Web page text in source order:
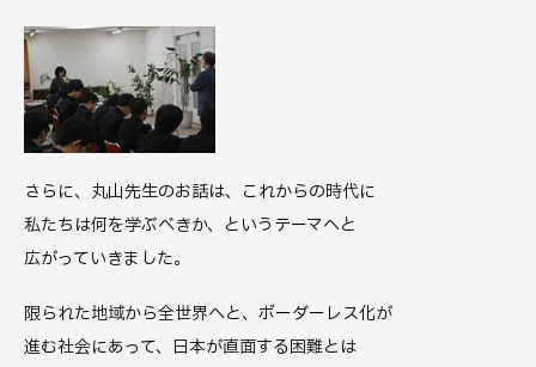
さらに、丸山先生のお話は、これからの時代に
私たちは何を学ぶべきか、というテーマへと
広がっていきました。
限られた地域から全世界へと、ボーダーレス化が
進む社会にあって、日本が直面する困難とは